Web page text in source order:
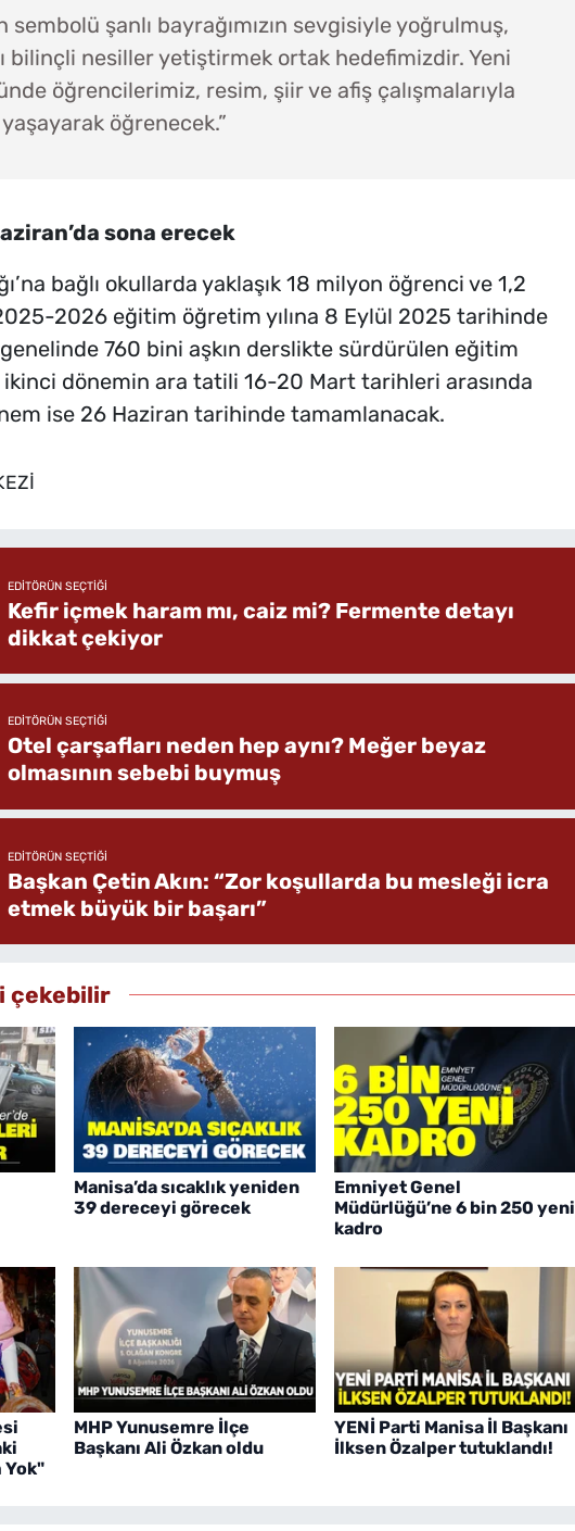
sembolü şanlı bayrağımızın sevgisiyle yoğrulmuş,
bilinçli nesiller yetiştirmek ortak hedefimizdir. Yeni
öğrencilerimiz, resim, şiir ve afiş çalışmalarıyla
öğrenecek.”
sona erecek
bağlı okullarda yaklaşık 18 milyon öğrenci ve 1,2
2026 eğitim öğretim yılına 8 Eylül 2025 tarihinde
genelinde 760 bini aşkın derslikte sürdürülen eğitim
dönemin ara tatili 16-20 Mart tarihleri arasında
ise 26 Haziran tarihinde tamamlanacak.
EDITÖRÜN SEÇTIĞI
Kefir içmek haram mı, caiz mi? Fermente detayı
dikkat çekiyor
EDITÖRÜN SEÇTIĞI
Otel çarşafları neden hep aynı? Meğer beyaz
olmasının sebebi buymuş
EDITÖRÜN SEÇTIĞI
Başkan Çetin Akın: “Zor koşullarda bu mesleği icra
etmek büyük bir başarı”
çekebilir
Manisa’da sıcaklık yeniden
39 dereceyi görecek
Emniyet Genel
Müdürlüğü’ne 6 bin 250 yeni
kadro
Yok"
MHP Yunusemre İlçe
Başkanı Ali Özkan oldu
YENİ Parti Manisa İl Başkanı
İlksen Özalper tutuklandı!